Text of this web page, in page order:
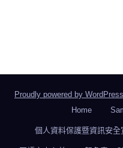
Proudly powered by WordPress
Home
個人資料保護暨資訊安全